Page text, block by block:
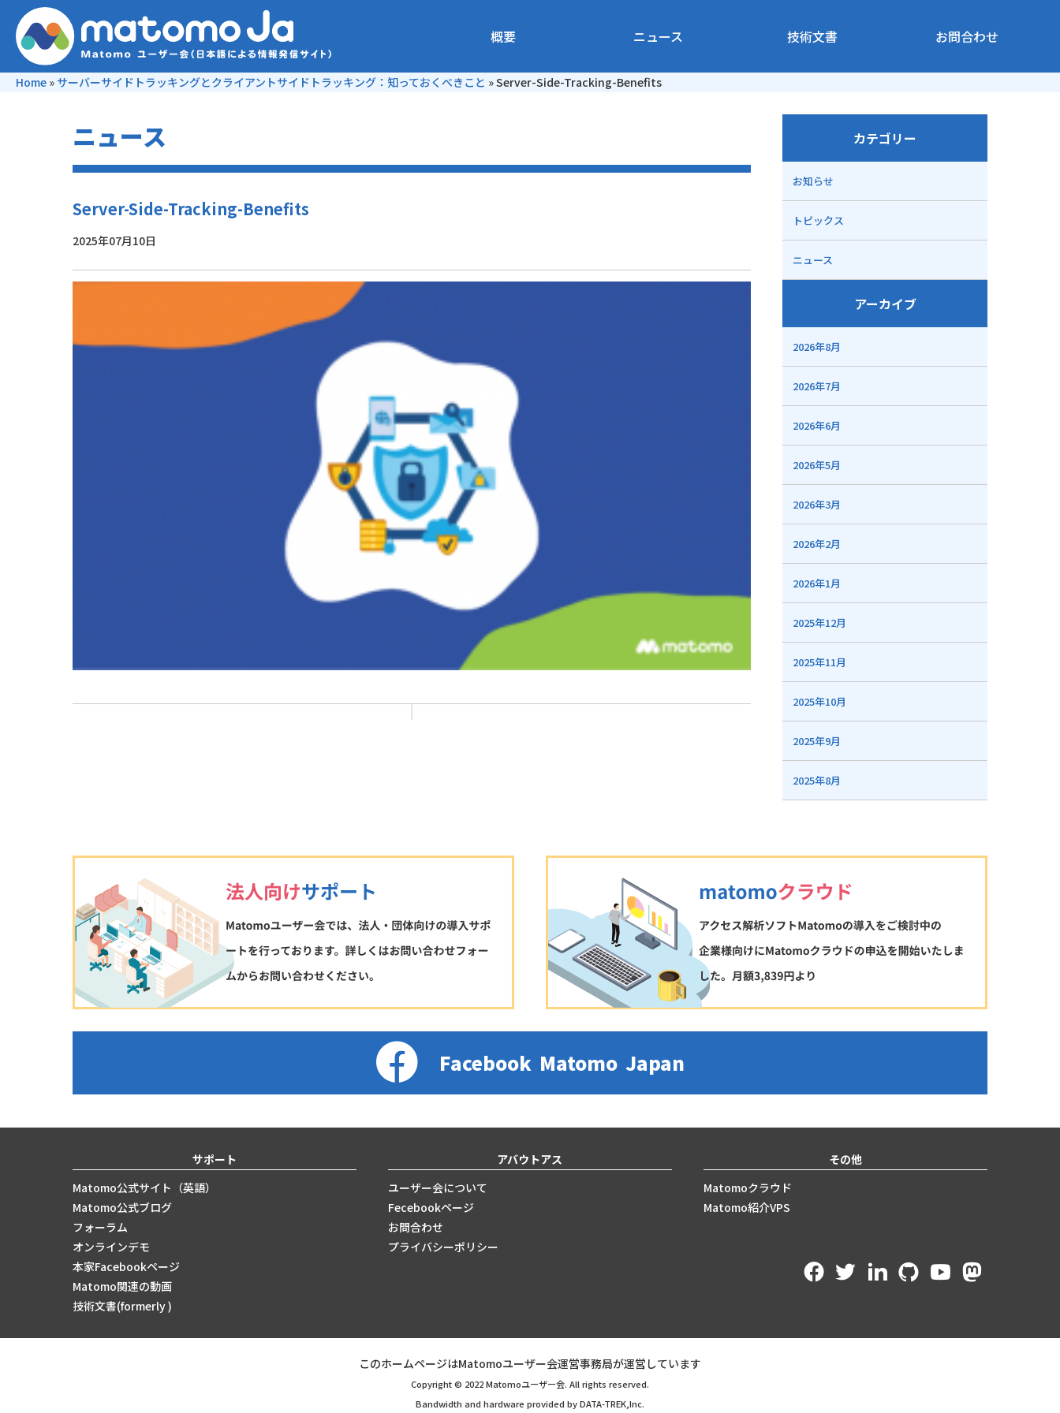
概要 ニュース 技術文書 お問合わせ
Home »サーバーサイドトラッキングとクライアントサイドトラッキング：知っておくべきこと »Server-Side-Tracking-Benefits
ニュース
Server-Side-Tracking-Benefits
2025年07月10日
カテゴリー
お知らせ
トピックス
ニュース
アーカイブ
2026年8月
2026年7月
2026年6月
2026年5月
2026年3月
2026年2月
2026年1月
2025年12月
2025年11月
2025年10月
2025年9月
2025年8月
Facebook Matomo Japan
サポート
Matomo公式サイト（英語）
Matomo公式ブログ
フォーラム
オンラインデモ
本家Facebookページ
Matomo関連の動画
技術文書(formerly )
アバウトアス
ユーザー会について
Fecebookページ
お問合わせ
プライバシーポリシー
その他
Matomoクラウド
Matomo紹介VPS
このホームページはMatomoユーザー会運営事務局が運営しています
Copyright © 2022 Matomoユーザー会. All rights reserved.
Bandwidth and hardware provided by DATA-TREK,Inc.